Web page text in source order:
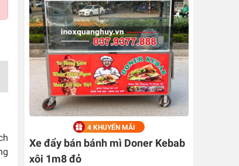
4 KHUYẾN MÃI
Xe đẩy bán bánh mì Doner Kebab
xôi 1m8 đỏ